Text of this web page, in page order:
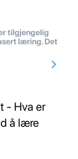
tilgjengelig
læring. Det
- Hva er
å lære